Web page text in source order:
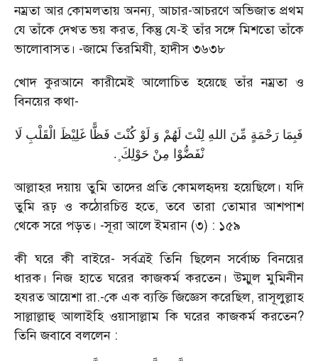
নম্রতা আর কোমলতায় অনন্য,আচার-আচরণে অভিজাত প্রথম
যে তাঁকে দেখত ভয় করত,কিন্তু যে-ই তাঁর সঙ্গে মিশতো তাঁকে
ভালোবাসত। -জামে তিরমিযী,হাদীস ৩৬৩৮
খোদ কুরআনে কারীমেই আলোচিত হয়েছে তাঁর নম্রতা ও
বিনয়ের কথা-
فَبِمَا رَحْمَةٍ مِّنَ اللهِ لِنْتَ لَهُمْ وَ لَوْ كُنْتَ فَظًّا غَلِیْظَ الْقَلْبِ لَا
نْفَضُّوْا مِنْ حَوْلِكَ ۪ .
আল্লাহর দয়ায় তুমি তাদের প্রতি কোমলহৃদয় হয়েছিলে। যদি
তুমি রূঢ় ও কঠোরচিত্ত হতে,তবে তারা তোমার আশপাশ
থেকে সরে পড়ত। -সূরা আলে ইমরান (৩) : ১৫৯
কী ঘরে কী বাইরে- সর্বত্রই তিনি ছিলেন সর্বোচ্চ বিনয়ের
ধারক। নিজ হাতে ঘরের কাজকর্ম করতেন। উম্মুল মুমিনীন
হযরত আয়েশা রা.-কে এক ব্যক্তি জিজ্ঞেস করেছিল,রাসূলুল্লাহ
সাল্লাল্লাহু আলাইহি ওয়াসাল্লাম কি ঘরের কাজকর্ম করতেন?
তিনি জবাবে বললেন :